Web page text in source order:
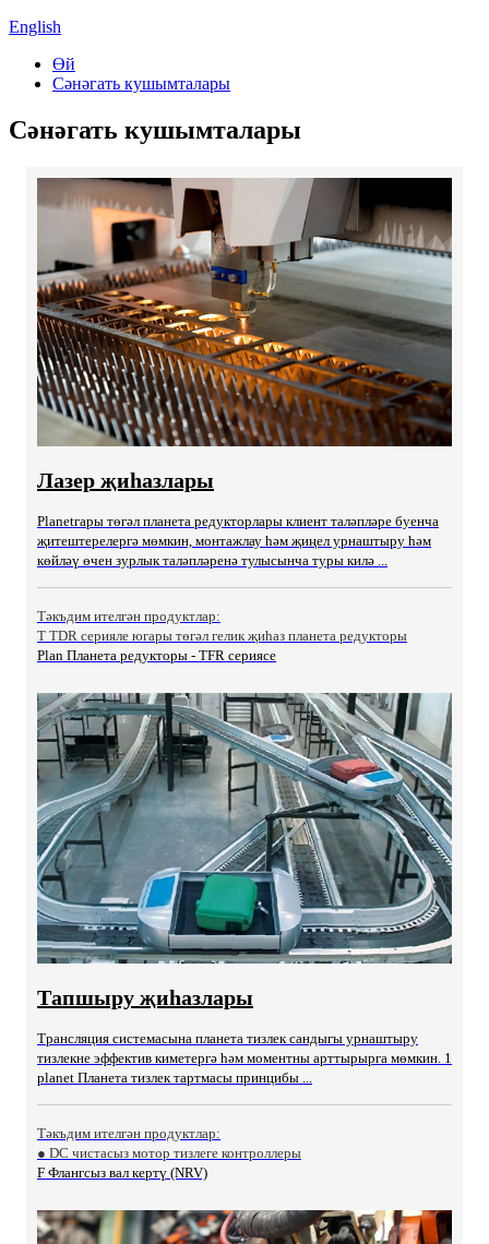
English
Өй
Сәнәгать кушымталары
Сәнәгать кушымталары
Лазер җиһазлары
Planetгары төгәл планета редукторлары клиент таләпләре буенча
җитештерелергә мөмкин, монтажлау һәм җиңел урнаштыру һәм
көйләү өчен зурлык таләпләренә тулысынча туры килә ...
Тәкъдим ителгән продуктлар:
T TDR серияле югары төгәл гелик җиһаз планета редукторы
Plan Планета редукторы - TFR сериясе
Тапшыру җиһазлары
Трансляция системасына планета тизлек сандыгы урнаштыру
тизлекне эффектив киметергә һәм моментны арттырырга мөмкин. 1
planet Планета тизлек тартмасы принцибы ...
Тәкъдим ителгән продуктлар:
● DC чистасыз мотор тизлеге контроллеры
F Флангсыз вал кертү (NRV)